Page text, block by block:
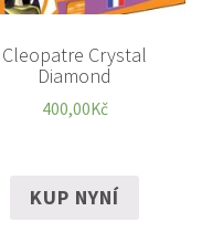
Cleopatre Crystal
Diamond
400,00Kč
KUP NYNÍ